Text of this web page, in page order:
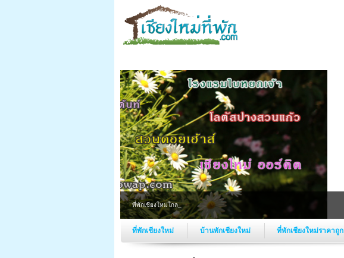
ที่พักเชียงใหม่ใกล้ถนนคนเดิน
ที่พักเชียงใหม่ บ้านพักเชียงใหม่ ที่พักเชียงใหม่ราคาถูก